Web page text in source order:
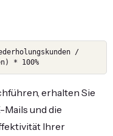
/
* 100%
erhalten Sie
Mails und die
Ihrer